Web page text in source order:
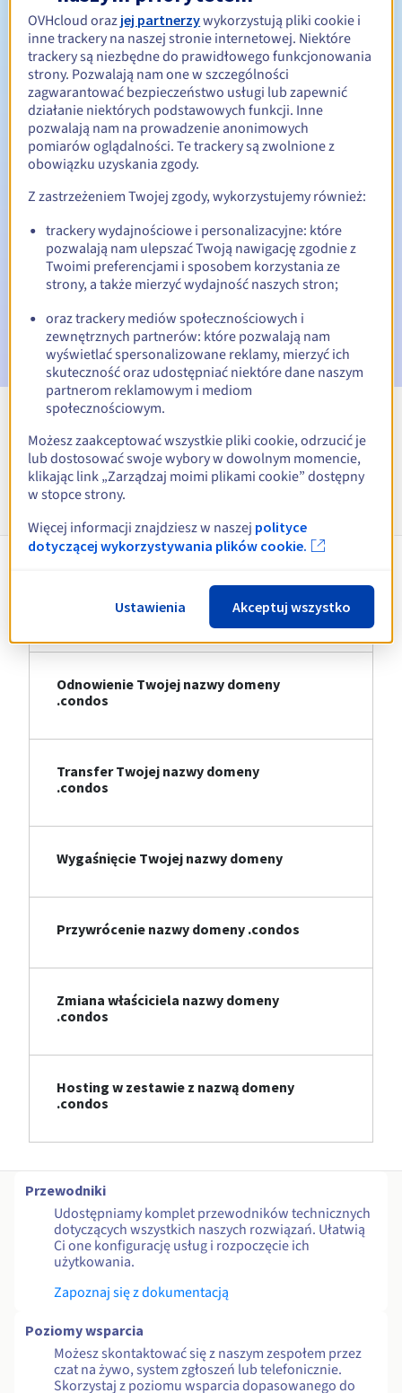
Okres odnowienia Od 1 do 10 lat
Okres wykupu
E-maile ostrzegawcze:60, 30, 15, 7 i 3 dni przed datą
wygaśnięcia
E-mail w dniu wygaśnięcia powiadamiający o zawieszeniu
nazwy domeny
E-mail po Redemption Grace Periodpowiadamiający o
usunięciu nazwy domeny
Zobacz wszystkie rozszerzenia
Informacje o .condos
Odnowienie Twojej nazwy domeny
.condos
Transfer Twojej nazwy domeny
.condos
Wygaśnięcie Twojej nazwy domeny
Przywrócenie nazwy domeny .condos
Zmiana właściciela nazwy domeny
.condos
Hosting w zestawie z nazwą domeny
.condos
Przewodniki
Udostępniamy komplet przewodników technicznych
dotyczących wszystkich naszych rozwiązań. Ułatwią
Ci one konfigurację usług i rozpoczęcie ich
użytkowania.
Zapoznaj się z dokumentacją
Poziomy wsparcia
Możesz skontaktować się z naszym zespołem przez
czat na żywo, system zgłoszeń lub telefonicznie.
Skorzystaj z poziomu wsparcia dopasowanego do
OVHcloud oraz jej partnerzywykorzystują pliki cookie i
inne trackery na naszej stronie internetowej. Niektóre
trackery są niezbędne do prawidłowego funkcjonowania
strony. Pozwalają nam one w szczególności
zagwarantować bezpieczeństwo usługi lub zapewnić
działanie niektórych podstawowych funkcji. Inne
pozwalają nam na prowadzenie anonimowych
pomiarów oglądalności. Te trackery są zwolnione z
obowiązku uzyskania zgody.
Z zastrzeżeniem Twojej zgody, wykorzystujemy również:
trackery wydajnościowe i personalizacyjne: które
pozwalają nam ulepszać Twoją nawigację zgodnie z
Twoimi preferencjami i sposobem korzystania ze
strony, a także mierzyć wydajność naszych stron;
oraz trackery mediów społecznościowych i
zewnętrznych partnerów: które pozwalają nam
wyświetlać spersonalizowane reklamy, mierzyć ich
skuteczność oraz udostępniać niektóre dane naszym
partnerom reklamowym i mediom
społecznościowym.
Możesz zaakceptować wszystkie pliki cookie, odrzucić je
lub dostosować swoje wybory w dowolnym momencie,
klikając link „Zarządzaj moimi plikami cookie” dostępny
w stopce strony.
Więcej informacji znajdziesz w naszej polityce
dotyczącej wykorzystywania plików cookie.
Ustawienia Akceptuj wszystko